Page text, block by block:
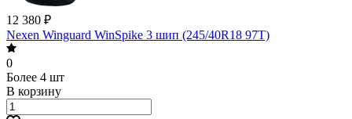
12 380 ₽
Nexen Winguard WinSpike 3 шип (245/40R18 97T)
0
Более 4 шт
В корзину